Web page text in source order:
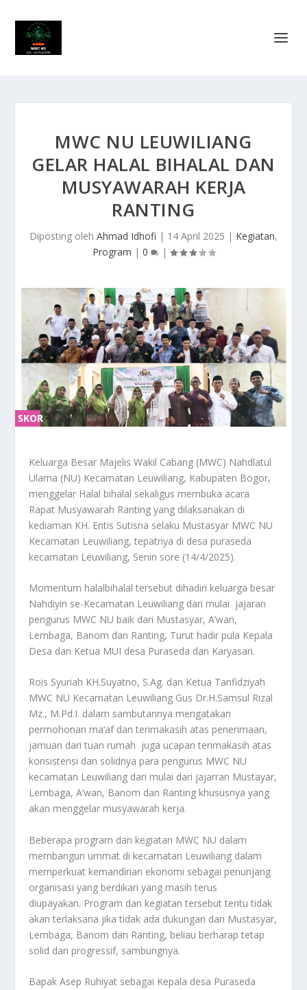
MWC NU LEUWILIANG
GELAR HALAL BIHALAL DAN
MUSYAWARAH KERJA
RANTING
Diposting oleh Ahmad Idhofi | 14 April 2025 | Kegiatan,
Program | 0 |
SKOR
SKOR
Keluarga Besar Majelis Wakil Cabang (MWC) Nahdlatul
Ulama (NU) Kecamatan Leuwiliang, Kabupaten Bogor,
menggelar Halal bihalal sekaligus membuka acara
Rapat Musyawarah Ranting yang dilaksanakan di
kediaman KH. Entis Sutisna selaku Mustasyar MWC NU
Kecamatan Leuwiliang, tepatnya di desa puraseda
kecamatan Leuwiliang, Senin sore (14/4/2025).
Momentum halalbihalal tersebut dihadiri keluarga besar
Nahdiyin se-Kecamatan Leuwiliang dari mulai jajaran
pengurus MWC NU baik dari Mustasyar, A’wan,
Lembaga, Banom dan Ranting, Turut hadir pula Kepala
Desa dan Ketua MUI desa Puraseda dan Karyasari.
Rois Syuriah KH.Suyatno, S.Ag. dan Ketua Tanfidziyah
MWC NU Kecamatan Leuwiliang Gus Dr.H.Samsul Rizal
Mz., M.Pd.I. dalam sambutannya mengatakan
permohonan ma’af dan terimakasih atas penerimaan,
jamuan dari tuan rumah juga ucapan terimakasih atas
konsistensi dan solidnya para pengurus MWC NU
kecamatan Leuwiliang dari mulai dari jajarran Mustayar,
Lembaga, A’wan, Banom dan Ranting khususnya yang
akan menggelar musyawarah kerja.
Beberapa program dan kegiatan MWC NU dalam
membangun ummat di kecamatan Leuwiliang dalam
memperkuat kemandirian ekonomi sebagai penunjang
organisasi yang berdikari yang masih terus
diupayakan. Program dan kegiatan tersebut tentu tidak
akan terlaksana jika tidak ada dukungan dari Mustasyar,
Lembaga, Banom dan Ranting, beliau berharap tetap
solid dan progressif, sambungnya.
Bapak Asep Ruhiyat sebagai Kepala desa Puraseda